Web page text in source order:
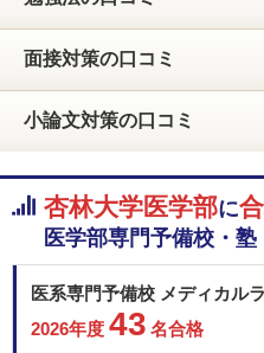
面接対策の口コミ
小論文対策の口コミ
杏林大学医学部に
医学部専門予備校・塾
医系専門予備校 メディカル
2026年度 43 名合格